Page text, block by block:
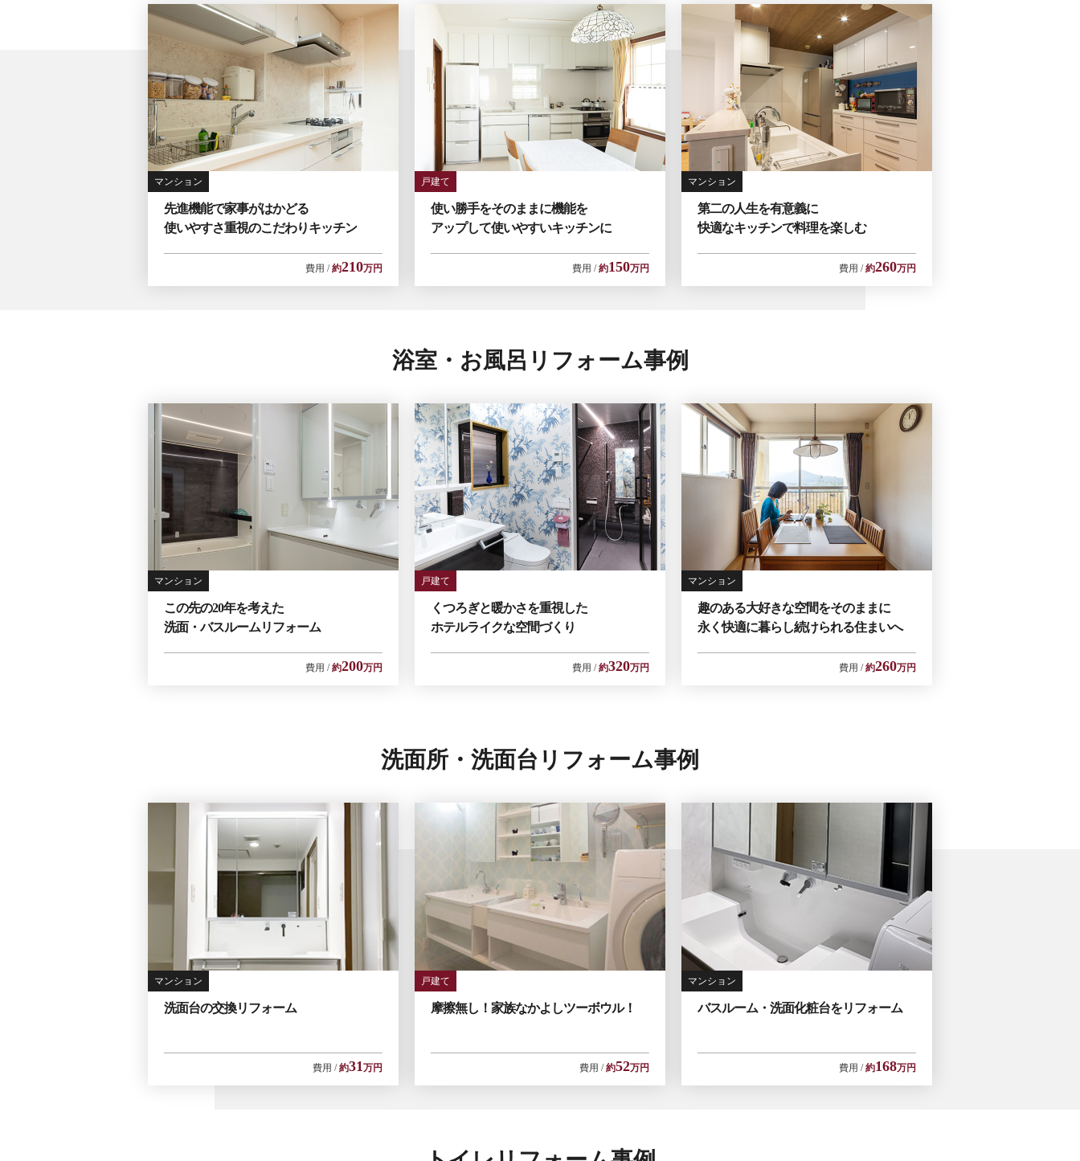
マンション
先進機能で家事がはかどる
使いやすさ重視のこだわりキッチン
費用 約210万円
戸建て
使い勝手をそのままに機能を
アップして使いやすいキッチンに
費用 約150万円
マンション
第二の人生を有意義に
快適なキッチンで料理を楽しむ
費用 約260万円
浴室・お風呂リフォーム事例
マンション
この先の20年を考えた
洗面・バスルームリフォーム
費用 約200万円
戸建て
くつろぎと暖かさを重視した
ホテルライクな空間づくり
費用 約320万円
マンション
趣のある大好きな空間をそのままに
永く快適に暮らし続けられる住まいへ
費用 約260万円
洗面所・洗面台リフォーム事例
マンション
洗面台の交換リフォーム
費用 約31万円
戸建て
摩擦無し！家族なかよしツーボウル！
費用 約52万円
マンション
バスルーム・洗面化粧台をリフォーム
費用 約168万円